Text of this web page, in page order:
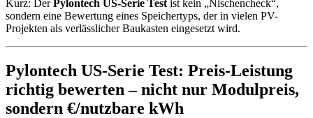
Kurz: DerPylontech US-Serie Test ist kein „Nischencheck“,
sondern eine Bewertung eines Speichertyps, der in vielen PV-
Projekten als verlässlicher Baukasten eingesetzt wird.
Pylontech US-Serie Test: Preis-Leistung
richtig bewerten – nicht nur Modulpreis,
sondern €/nutzbare kWh